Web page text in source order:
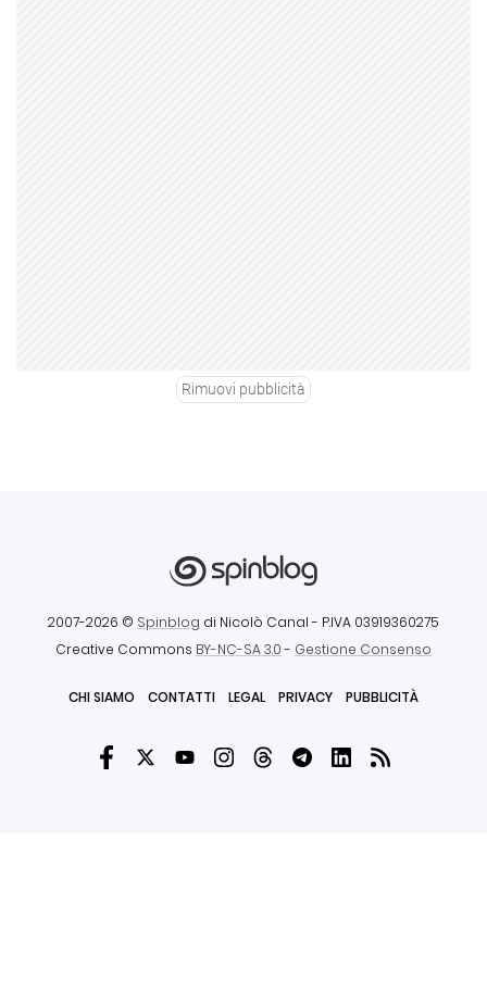
Rimuovi pubblicità
2007-2026 © Spinblog di Nicolò Canal - P.IVA 03919360275
Creative Commons BY-NC-SA 3.0- Gestione Consenso
CHI SIAMO CONTATTI LEGAL PRIVACY PUBBLICITÀ